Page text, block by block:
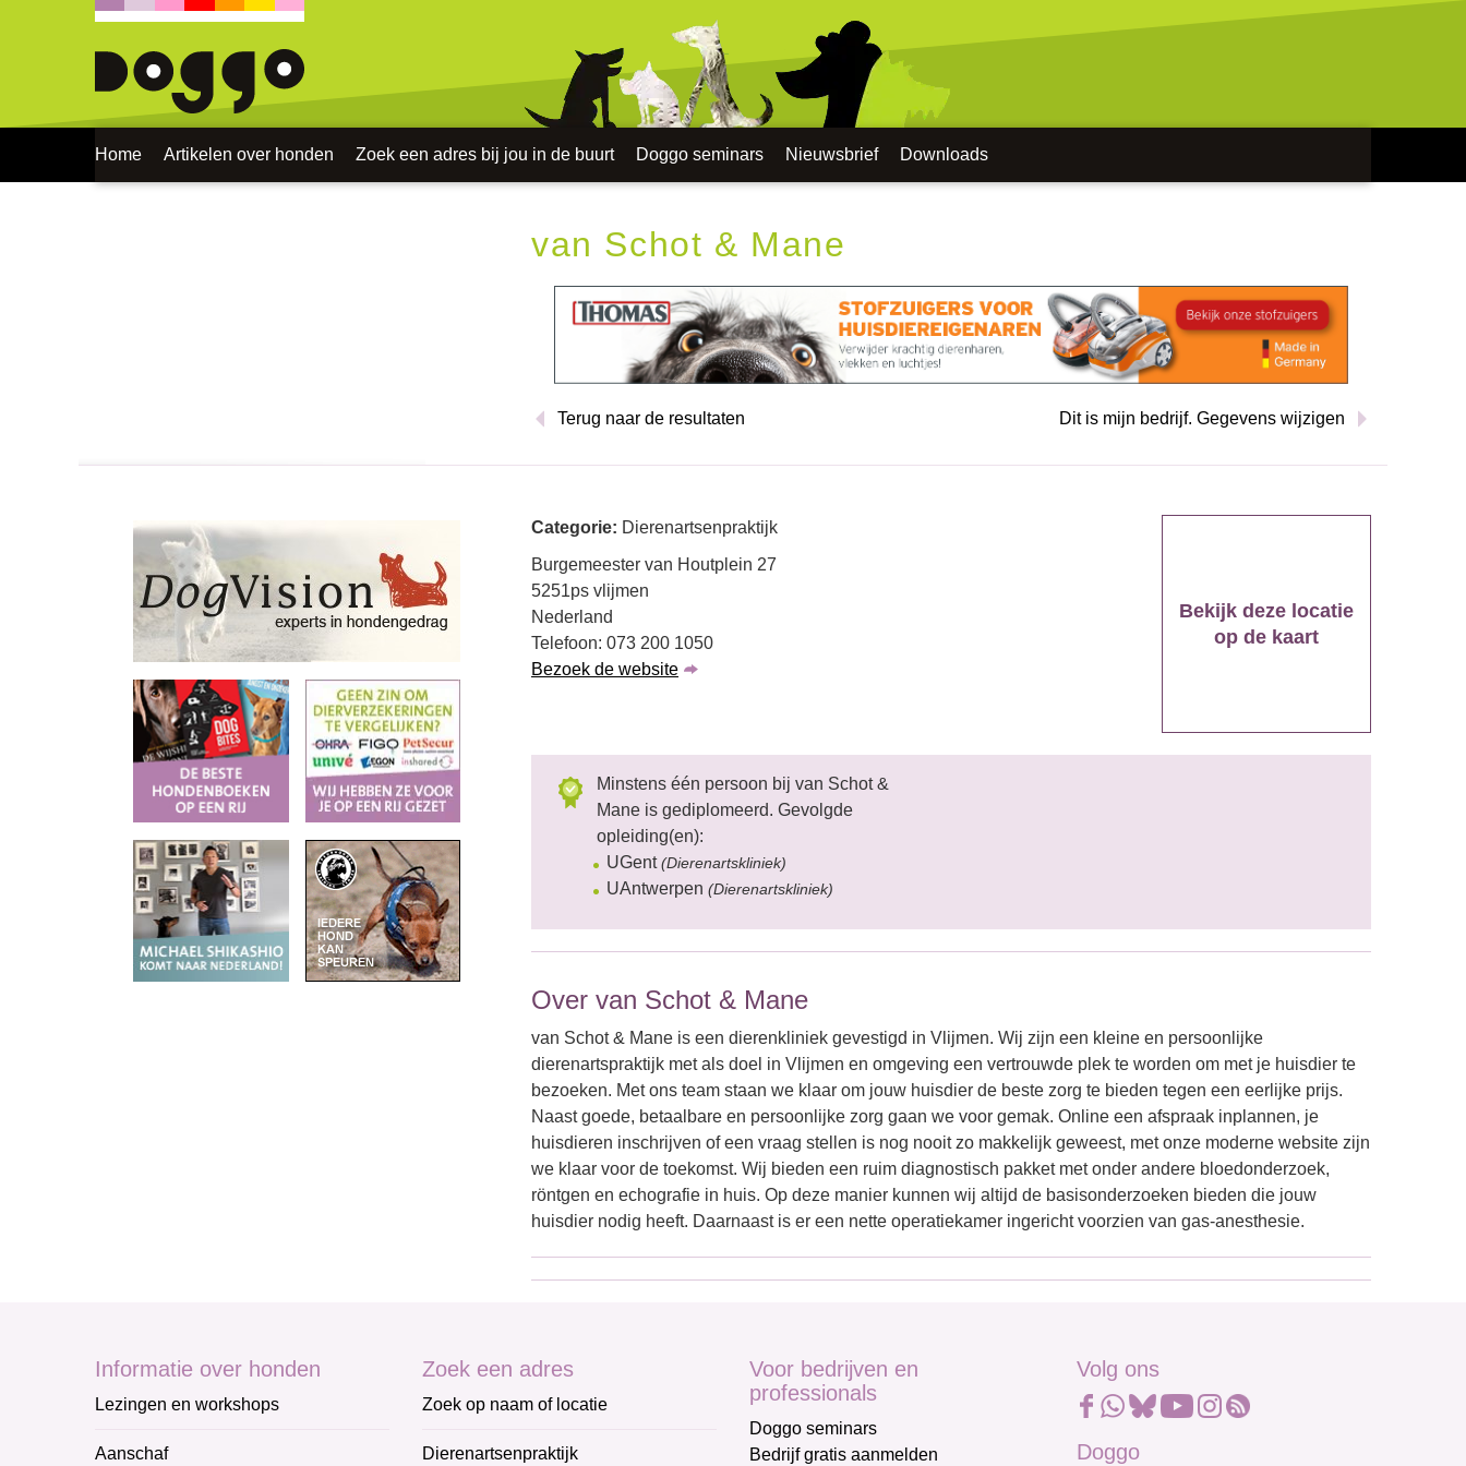
Home Artikelen over honden Zoek een adres bij jou in de buurt Doggo seminars Nieuwsbrief Downloads
van Schot & Mane
Terug naar de resultaten Dit is mijn bedrijf. Gegevens wijzigen
Categorie: Dierenartsenpraktijk
Burgemeester van Houtplein 27
5251ps vlijmen
Nederland
Telefoon: 073 200 1050
Bezoek de website
Bekijk deze locatie
op de kaart
Minstens één persoon bij van Schot &
Mane is gediplomeerd. Gevolgde
opleiding(en):
UGent(Dierenartskliniek)
UAntwerpen (Dierenartskliniek)
Over van Schot & Mane
van Schot & Mane is een dierenkliniek gevestigd in Vlijmen. Wij zijn een kleine en persoonlijke
dierenartspraktijk met als doel in Vlijmen en omgeving een vertrouwde plek te worden om met je huisdier te
bezoeken. Met ons team staan we klaar om jouw huisdier de beste zorg te bieden tegen een eerlijke prijs.
Naast goede, betaalbare en persoonlijke zorg gaan we voor gemak. Online een afspraak inplannen, je
huisdieren inschrijven of een vraag stellen is nog nooit zo makkelijk geweest, met onze moderne website zijn
we klaar voor de toekomst. Wij bieden een ruim diagnostisch pakket met onder andere bloedonderzoek,
röntgen en echografie in huis. Op deze manier kunnen wij altijd de basisonderzoeken bieden die jouw
huisdier nodig heeft. Daarnaast is er een nette operatiekamer ingericht voorzien van gas-anesthesie.
Informatie over honden
Lezingen en workshops
Aanschaf
Zoek een adres
Zoek op naam of locatie
Dierenartsenpraktijk
Voor bedrijven en
professionals
Doggo seminars
Bedrijf gratis aanmelden
Volg ons
Doggo